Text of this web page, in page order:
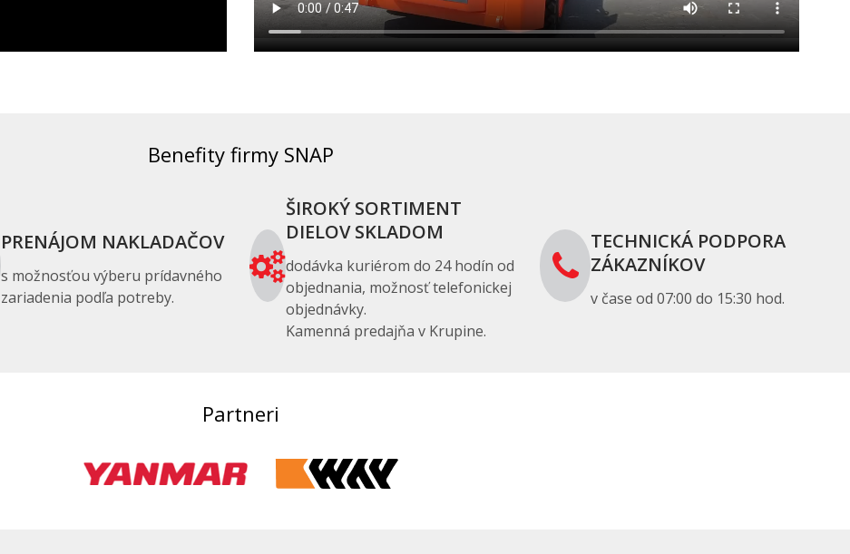
Benefity firmy SNAP
PRENÁJOM NAKLADAČOV
s možnosťou výberu prídavného
zariadenia podľa potreby.
ŠIROKÝ SORTIMENT
DIELOV SKLADOM
dodávka kuriérom do 24 hodín od
objednania, možnosť telefonickej
objednávky.
Kamenná predajňa v Krupine.
TECHNICKÁ PODPORA
ZÁKAZNÍKOV
v čase od 07:00 do 15:30 hod.
Partneri